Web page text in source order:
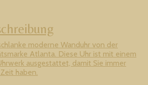
moderne Wanduhr von der
Atlanta. Diese Uhr ist mit einem
ausgestattet, damit Sie immer
haben.